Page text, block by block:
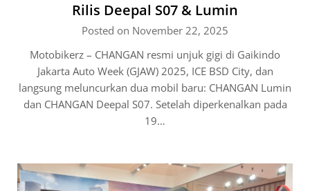
Rilis Deepal S07 & Lumin
Posted on November 22, 2025
Motobikerz – CHANGAN resmi unjuk gigi di Gaikindo
Jakarta Auto Week (GJAW) 2025, ICE BSD City, dan
langsung meluncurkan dua mobil baru: CHANGAN Lumin
dan CHANGAN Deepal S07. Setelah diperkenalkan pada
19…